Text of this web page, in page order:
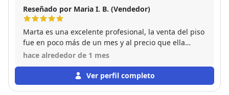
Reseñado por Maria I. B. (Vendedor)
Marta es una excelente profesional, la venta del piso
fue en poco más de un mes y al precio que ella
aconsejo,muy agradecida por su trato y cercanía.
hace alrededor de 1 mes
Ver perfil completo